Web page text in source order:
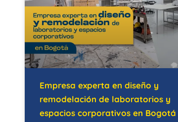
Empresa experta en diseño y
remodelación de laboratorios y
espacios corporativos en Bogotá